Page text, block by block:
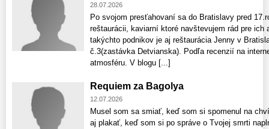
28.07.2026
Po svojom presťahovaní sa do Bratislavy pred
reštaurácii, kaviarní ktoré navštevujem rád pre
takýchto podnikov je aj reštaurácia Jenny v
č.3(zastávka Detvianska). Podľa recenzií na
atmosféru. V blogu [...]
Requiem za Bagolya
12.07.2026
Musel som sa smiať, keď som si spomenul na
aj plakať, keď som si po správe o Tvojej smrti